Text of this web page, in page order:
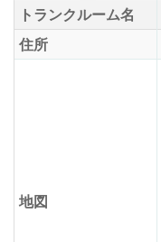
トランクルーム名
住所
地図